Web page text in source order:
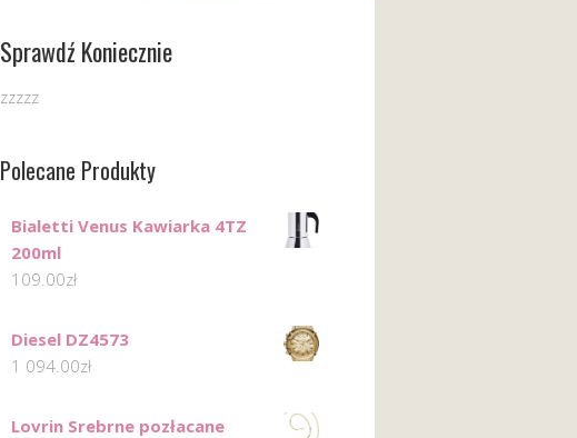
Sprawdź Koniecznie
zzzzz
Polecane Produkty
Bialetti Venus Kawiarka 4TZ
200ml
109.00zł
Diesel DZ4573
1 094.00zł
Lovrin Srebrne pozłacane